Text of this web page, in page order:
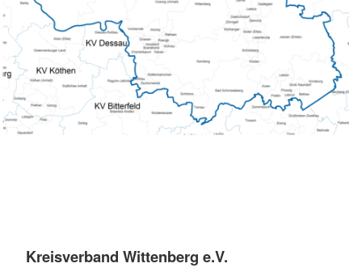
Kreisverband Wittenberg e.V.